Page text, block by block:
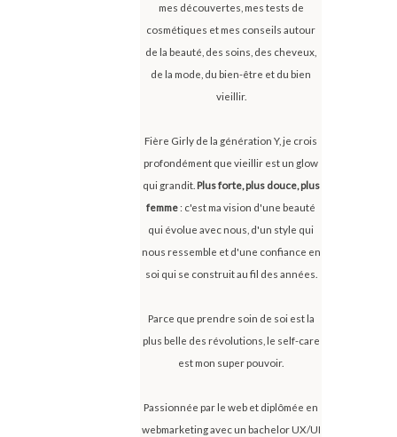
mes découvertes, mes tests de
cosmétiques et mes conseils autour
de la beauté, des soins, des cheveux,
de la mode, du bien-être et du bien
vieillir.
Fière Girly de la génération Y, je crois
profondément que vieillir est un glow
qui grandit. Plus forte, plus douce, plus
femme: c'est ma vision d'une beauté
qui évolue avec nous, d'un style qui
nous ressemble et d'une confiance en
soi qui se construit au fil des années.
Parce que prendre soin de soi est la
plus belle des révolutions, le self-care
est mon super pouvoir.
Passionnée par le web et diplômée en
webmarketing avec un bachelor UX/UI